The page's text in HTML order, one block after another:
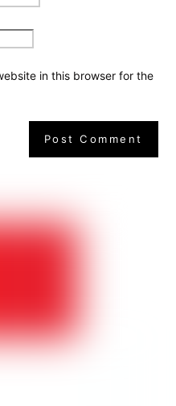
in this browser for the